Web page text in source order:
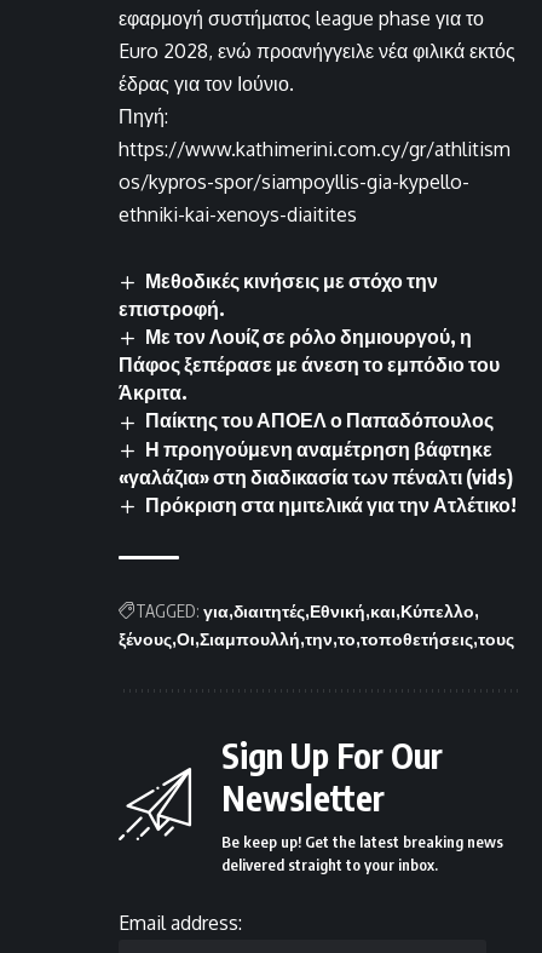
εφαρμογή συστήματος league phase για το
Euro 2028, ενώ προανήγγειλε νέα φιλικά εκτός
έδρας για τον Ιούνιο.
Πηγή:
https://www.kathimerini.com.cy/gr/athlitism
os/kypros-spor/siampoyllis-gia-kypello-
ethniki-kai-xenoys-diaitites
Μεθοδικές κινήσεις με στόχο την
επιστροφή.
Με τον Λουίζ σε ρόλο δημιουργού, η
Πάφος ξεπέρασε με άνεση το εμπόδιο του
Άκριτα.
Παίκτης του ΑΠΟΕΛ ο Παπαδόπουλος
Η προηγούμενη αναμέτρηση βάφτηκε
«γαλάζια» στη διαδικασία των πέναλτι (vids)
Πρόκριση στα ημιτελικά για την Ατλέτικο!
TAGGED: για διαιτητές Εθνική και Κύπελλο
ξένους Οι Σιαμπουλλή την το τοποθετήσεις τους
Sign Up For Our
Newsletter
Be keep up! Get the latest breaking news
delivered straight to your inbox.
Email address: